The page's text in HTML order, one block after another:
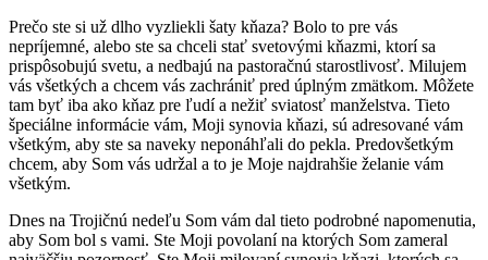
Prečo ste si už dlho vyzliekli šaty kňaza? Bolo to pre vás
nepríjemné, alebo ste sa chceli stať svetovými kňazmi, ktorí sa
prispôsobujú svetu, a nedbajú na pastoračnú starostlivosť. Milujem
vás všetkých a chcem vás zachrániť pred úplným zmätkom. Môžete
tam byť iba ako kňaz pre ľudí a nežiť sviatosť manželstva. Tieto
špeciálne informácie vám, Moji synovia kňazi, sú adresované vám
všetkým, aby ste sa naveky neponáhľali do pekla. Predovšetkým
chcem, aby Som vás udržal a to je Moje najdrahšie želanie vám
všetkým.
Dnes na Trojičnú nedeľu Som vám dal tieto podrobné napomenutia,
aby Som bol s vami. Ste Moji povolaní na ktorých Som zameral